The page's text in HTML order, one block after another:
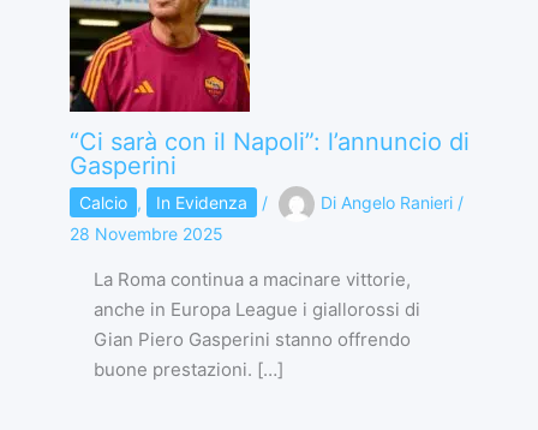
“Ci sarà con il Napoli”: l’annuncio di
Gasperini
Calcio , In Evidenza / Di Angelo Ranieri /
28 Novembre 2025
La Roma continua a macinare vittorie,
anche in Europa League i giallorossi di
Gian Piero Gasperini stanno offrendo
buone prestazioni. […]